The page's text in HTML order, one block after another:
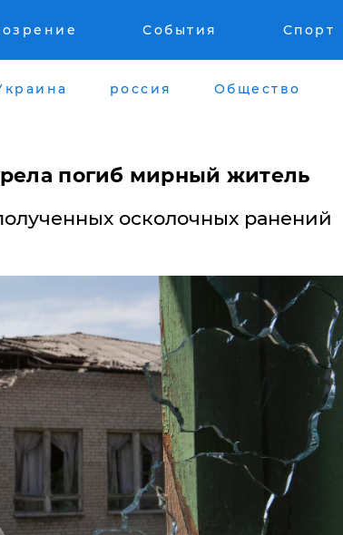
События Спорт
россия Общество
погиб мирный житель
осколочных ранений